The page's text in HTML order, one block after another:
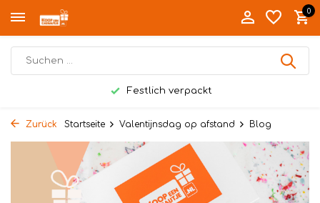
0
Festlich verpackt
Zurück Startseite Valentijnsdag op afstand Blog